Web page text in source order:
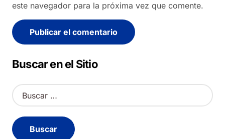
este navegador para la próxima vez que comente.
Alternative:
Buscar en el Sitio
B
u
c
a